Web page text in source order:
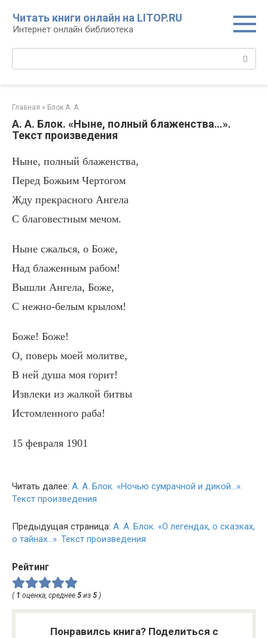
контенту
Читать книги онлайн на LITOP.RU
Интернет онлайн библиотека
Главная » Блок А. А.
А. А. Блок. «Ныне, полный блаженства…».
Текст произведения
Ныне, полный блаженства,
Перед Божьим Чертогом
Жду прекрасного Ангела
С благовестным мечом.
Ныне сжалься, о Боже,
Над блаженным рабом!
Вышли Ангела, Боже,
С нежно-белым крылом!
Боже! Боже!
О, поверь моей молитве,
В ней душа моя горит!
Извлеки из жалкой битвы
Истомленного раба!
15 февраля 1901
Читать далее: А. А. Блок. «Ночью сумрачной и дикой…».
Текст произведения
Предыдущая страница: А. А. Блок. «О легендах, о сказках,
о тайнах…». Текст произведения
Рейтинг
( 1 оценка, среднее 5 из 5 )
Понравилсь книга? Поделиться с